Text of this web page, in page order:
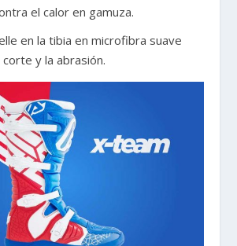
el calor en gamuza.
en la tibia en microfibra suave
y la abrasión.